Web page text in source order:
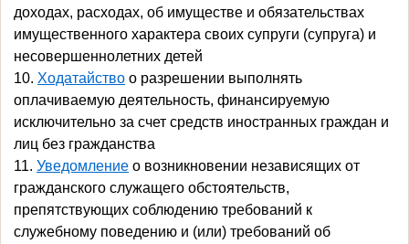
доходах, расходах, об имуществе и обязательствах
имущественного характера своих супруги (супруга) и
несовершеннолетних детей
10. Ходатайство о разрешении выполнять
оплачиваемую деятельность, финансируемую
исключительно за счет средств иностранных граждан и
лиц без гражданства
11. Уведомление о возникновении независящих от
гражданского служащего обстоятельств,
препятствующих соблюдению требований к
служебному поведению и (или) требований об